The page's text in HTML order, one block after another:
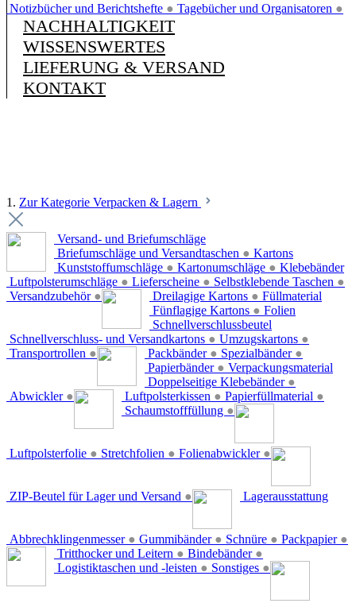
Notizbücher und Berichtshefte ● Tagebücher und Organisatoren ●
NACHHALTIGKEIT
WISSENSWERTES
LIEFERUNG & VERSAND
KONTAKT
1. Zur Kategorie Verpacken & Lagern
Versand- und Briefumschläge
Briefumschläge und Versandtaschen ●
Kunststoffumschläge ● Kartonumschläge ●
Luftpolsterumschläge ● Lieferscheine ● Selbstklebende Taschen ●
Versandzubehör ●
Kartons
Dreilagige Kartons ●
Fünflagige Kartons ●
Schnellverschluss- und Versandkartons ● Umzugskartons ●
Transportrollen ●
Klebebänder
Packbänder ● Spezialbänder ●
Papierbänder ●
Doppelseitige Klebebänder ●
Abwickler ●
Füllmaterial
Luftpolsterkissen ● Papierfüllmaterial ●
Schaumstofffüllung ●
Folien
Luftpolsterfolie ● Stretchfolien ● Folienabwickler ●
Schnellverschlussbeutel
ZIP-Beutel für Lager und Versand ●
Verpackungsmaterial
Abbrechklingenmesser ● Gummibänder ● Schnüre ● Packpapier ●
Lagerausstattung
Tritthocker und Leitern ● Bindebänder ●
Logistiktaschen und -leisten ● Sonstiges ●